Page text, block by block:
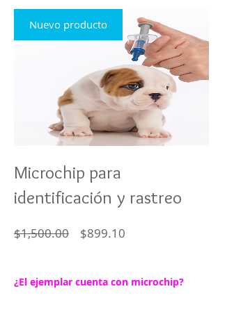
Nuevo producto
Microchip para
identificación y rastreo
$1,500.00
Regular
$899.10
¿El ejemplar cuenta con microchip?